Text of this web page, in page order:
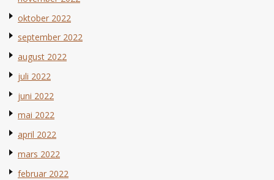
oktober 2022
september 2022
august 2022
juli 2022
juni 2022
mai 2022
april 2022
mars 2022
februar 2022